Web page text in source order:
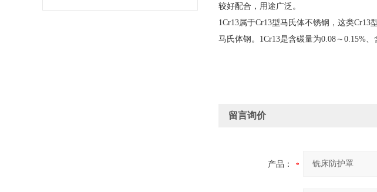
较好配合，用途广泛。
1Cr13属于Cr13型马氏体不锈钢，这类
马氏体钢。1Cr13是含碳量为0.08～0.15%
留言询价
产品：